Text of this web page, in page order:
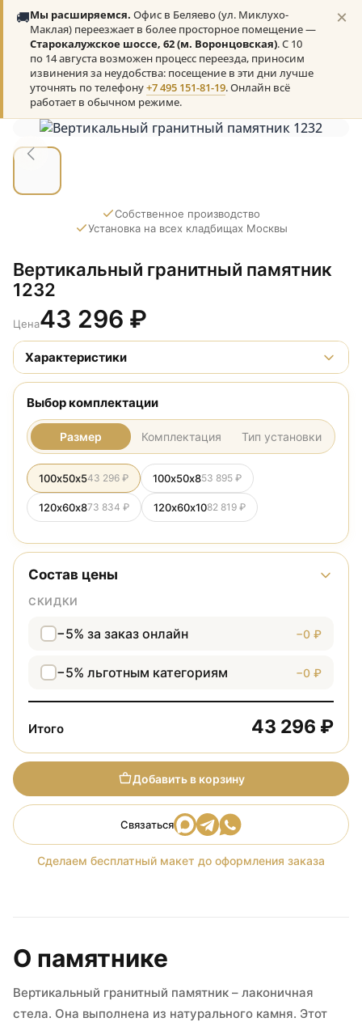
🚚Мы расширяемся. Офис в Беляево (ул. Миклухо-
Маклая) переезжает в более просторное помещение —
Старокалужское шоссе, 62 (м. Воронцовская). С 10
по 14 августа возможен процесс переезда, приносим
извинения за неудобства: посещение в эти дни лучше
уточнять по телефону+7 495 151-81-19. Онлайн всё
работает в обычном режиме.
×
Собственное производство
Установка на всех кладбищах Москвы
Вертикальный гранитный памятник
1232
Цена43 296 ₽
Характеристики
Выбор комплектации
Размер Комплектация Тип установки
100х50х543 296 ₽ 100х50х853 895 ₽
120х60х873 834 ₽ 120х60х1082 819 ₽
Состав цены
СКИДКИ
−5% за заказ онлайн −0 ₽
−5% льготным категориям −0 ₽
Итого 43 296 ₽
Добавить в корзину
Связаться
Сделаем бесплатный макет до оформления заказа
О памятнике
Вертикальный гранитный памятник – лаконичная
стела. Она выполнена из натурального камня. Этот